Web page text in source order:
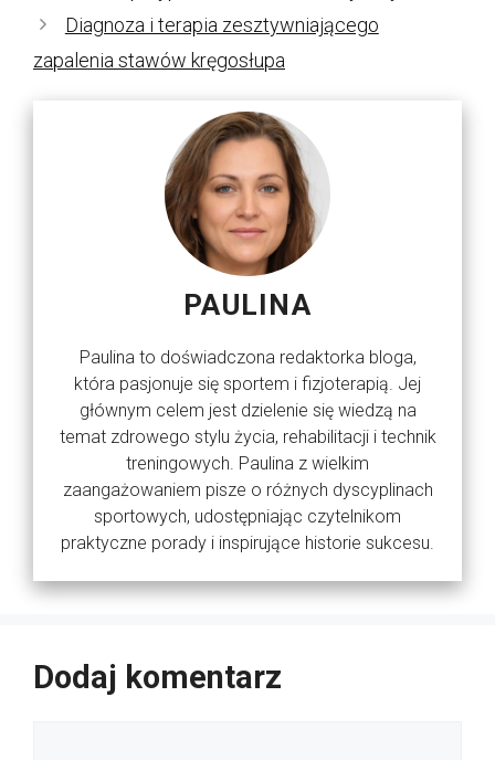
Diagnoza i terapia zesztywniającego
zapalenia stawów kręgosłupa
PAULINA
Paulina to doświadczona redaktorka bloga,
która pasjonuje się sportem i fizjoterapią. Jej
głównym celem jest dzielenie się wiedzą na
temat zdrowego stylu życia, rehabilitacji i technik
treningowych. Paulina z wielkim
zaangażowaniem pisze o różnych dyscyplinach
sportowych, udostępniając czytelnikom
praktyczne porady i inspirujące historie sukcesu.
Dodaj komentarz